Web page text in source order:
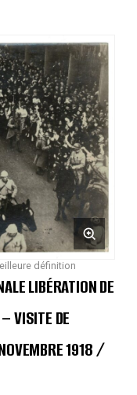
définition
LIBÉRATION DE
VISITE DE
1918 /